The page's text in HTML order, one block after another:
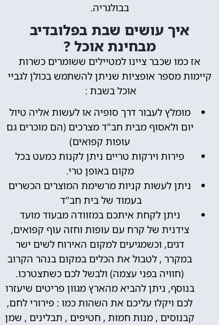
בבולגריה.
איך עושים שבת בפלובדיב
מבחינת אוכל ?
שכבר ציינו למטיילים ששומרים כשרות
מספר אופציות שניתן להשתמש בכולן לגביי
אוכל בשבת :
לעבור דרך סופיה או לעשות אליה טיול
ולאסוף מבית חב"ד מצרכים (הם מוכרים גם
עופות קפואים)
פירות וירקות טריים ניתן לקנות כמעט בכל
מקום באופן טרי.
לעשות קניות מרשימת המוצרים הכשרים
בעמוד של בית חב"ד
ניתן לקחת איתכם במזוודה מבעוד מועד
צידנית של קרח עם עופות וחזה עוף קפואים,
דגים, וכשמגיעים למקום האירוח לשים ישר
, לטבול את הכלים במקום בנהר הקרוב
(חוויה בפני עצמה) ולבשל לכם כשתצטרכו.
ניתן להביא מהארץ מגוון פריטים שיעזרו
ויקלו עליכם את השהות כמו : פירורי לחם,
, מנות חמות , חטיפים , תבלינים , שמן